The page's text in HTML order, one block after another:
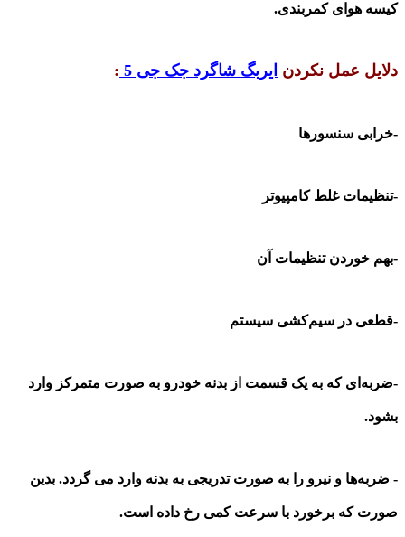
کیسه هوای کمربندی.
دلایل عمل نکردن ایربگ شاگرد جک جی 5 :
-خرابی سنسورها
-تنظیمات غلط کامپیوتر
-بهم خوردن تنظیمات آن
-قطعی در سیم‌کشی سیستم
-ضربه‌ای که به یک قسمت از بدنه‌ خودرو به صورت متمرکز وارد
بشود.
- ضربه‌ها و نیرو را به صورت تدریجی به بدنه وارد می گردد. بدین
صورت که برخورد با سرعت کمی رخ داده است.